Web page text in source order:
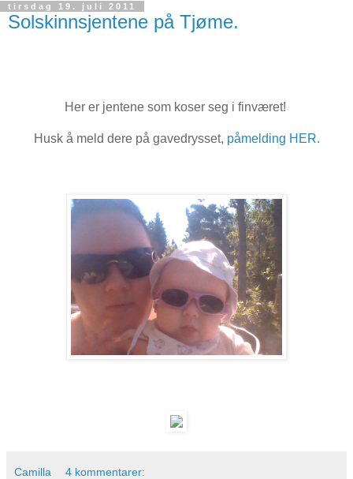
tirsdag 19. juli 2011
Solskinnsjentene på Tjøme.
Her er jentene som koser seg i finværet!
Husk å meld dere på gavedrysset, påmelding HER.
Camilla 4 kommentarer: